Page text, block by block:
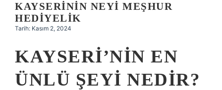
Hakkımızda
KAYSERININ NEYI MEŞHUR
HEDIYELIK
Tarih: Kasım 2, 2024
KAYSERI’NIN EN
ÜNLÜ ŞEYI NEDIR?